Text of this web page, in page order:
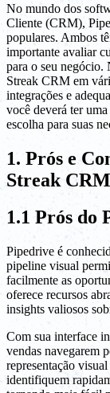
No mundo dos
Cliente (CRM),
populares. Ambos
importante avaliar
para o seu negócio.
Streak CRM em
integrações e
você deverá ter
escolha para suas
1. Prós e
Streak CRM
1.1 Prós do
Pipedrive é
pipeline visual
facilmente as
oferece recursos
insights valiosos
Com sua interface
vendas navegarem
representação
identifiquem